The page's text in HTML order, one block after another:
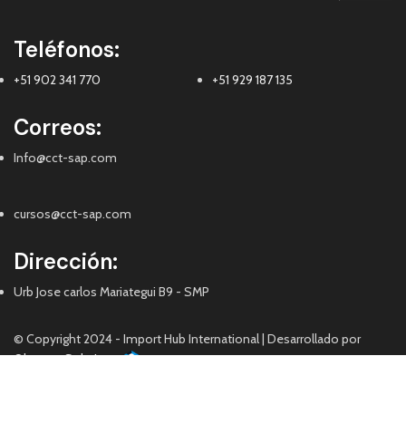
Teléfonos:
+51 902 341 770 +51 929 187 135
Correos:
Info@cct-sap.com
cursos@cct-sap.com
Dirección:
Urb Jose carlos Mariategui B9 - SMP
© Copyright 2024 - Import Hub International | Desarrollado por
Qhatuna Solutions